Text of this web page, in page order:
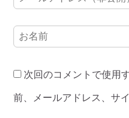
次回のコメントで使用
前、メールアドレス、サ